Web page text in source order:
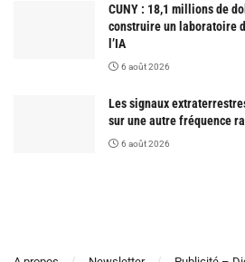
CUNY : 18,1 millions de
construire un laboratoire
l’IA
6 août 2026
Les signaux
sur une autre fréquence
6 août 2026